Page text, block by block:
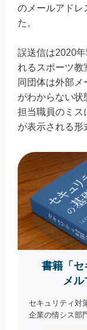
のメールアドレ
た。
誤送信は2020
れるスポーツ教
同団体は外部
がわからない状
担当職員のミス
が表示される形
書籍「セ
メ
セキュリティ対
企業の情シス部